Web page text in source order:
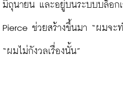
มิถุนายน และอยู่บนระบบบล็อก
Pierce ช่วยสร้างขึ้นมา “ผมจะ
“ผมไม่กังวลเรื่องนั้น”